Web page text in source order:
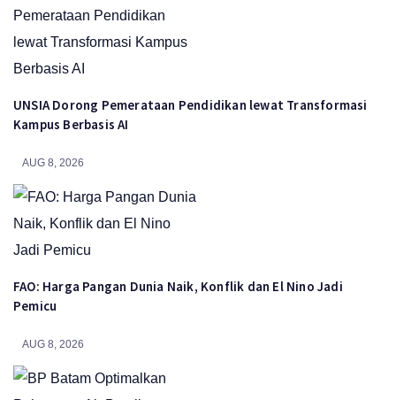
UNSIA Dorong Pemerataan Pendidikan lewat Transformasi
Kampus Berbasis AI
AUG 8, 2026
FAO: Harga Pangan Dunia Naik, Konflik dan El Nino Jadi
Pemicu
AUG 8, 2026